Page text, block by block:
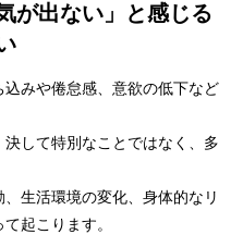
が出ない」と感じる
みや倦怠感、意欲の低下など
して特別なことではなく、多
生活環境の変化、身体的なリ
起こります。